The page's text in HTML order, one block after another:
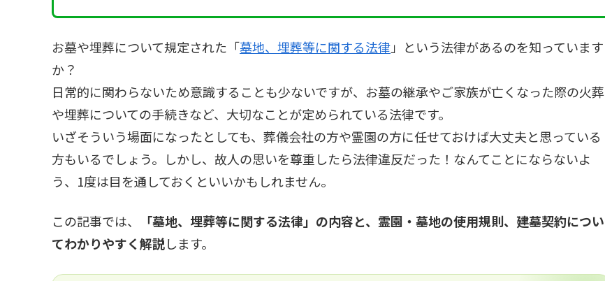
お墓や埋葬について規定された「墓地、埋葬等に関する法律」という法律があるのを知っています
か？
日常的に関わらないため意識することも少ないですが、お墓の継承やご家族が亡くなった際の火葬
や埋葬についての手続きなど、大切なことが定められている法律です。
いざそういう場面になったとしても、葬儀会社の方や霊園の方に任せておけば大丈夫と思っている
方もいるでしょう。しかし、故人の思いを尊重したら法律違反だった！なんてことにならないよ
う、1度は目を通しておくといいかもしれません。
この記事では、
「墓地、埋葬等に関する法律」の内容と、霊園・墓地の使用規則、建墓契約につい
てわかりやすく解説します。